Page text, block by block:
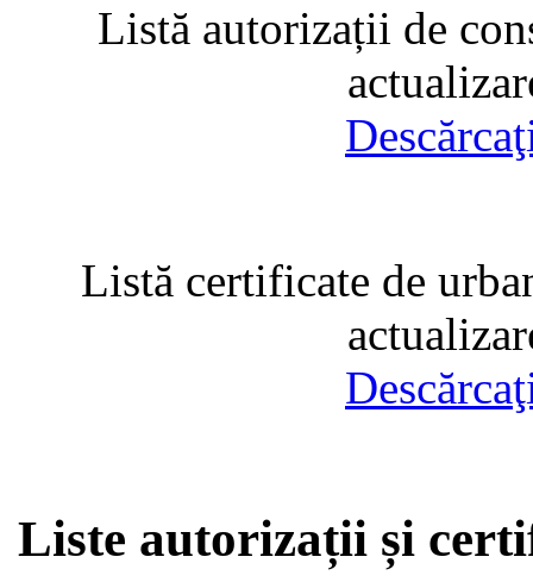
Listă autorizații de
Listă certificate de
Liste autorizații și